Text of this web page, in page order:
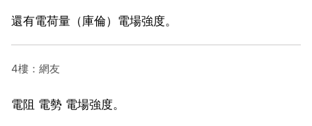
還有電荷量（庫倫）電場強度。
4樓：網友
電阻 電勢 電場強度。